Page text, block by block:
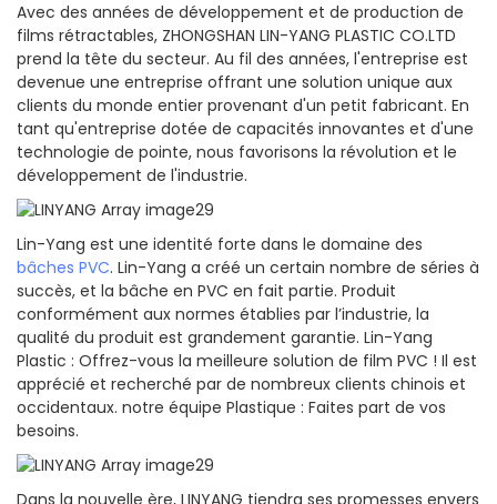
Avec des années de développement et de production de
films rétractables, ZHONGSHAN LIN-YANG PLASTIC CO.LTD
prend la tête du secteur. Au fil des années, l'entreprise est
devenue une entreprise offrant une solution unique aux
clients du monde entier provenant d'un petit fabricant. En
tant qu'entreprise dotée de capacités innovantes et d'une
technologie de pointe, nous favorisons la révolution et le
développement de l'industrie.
Lin-Yang est une identité forte dans le domaine des
bâches PVC. Lin-Yang a créé un certain nombre de séries à
succès, et la bâche en PVC en fait partie. Produit
conformément aux normes établies par l’industrie, la
qualité du produit est grandement garantie. Lin-Yang
Plastic : Offrez-vous la meilleure solution de film PVC ! Il est
apprécié et recherché par de nombreux clients chinois et
occidentaux. notre équipe Plastique : Faites part de vos
besoins.